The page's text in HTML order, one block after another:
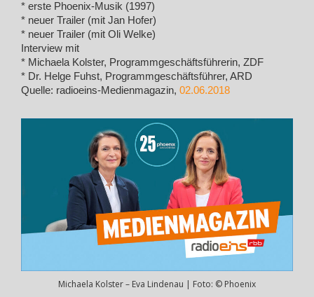
* erste Phoenix-Musik (1997)
* neuer Trailer (mit Jan Hofer)
* neuer Trailer (mit Oli Welke)
Interview mit
* Michaela Kolster, Programmgeschäftsführerin, ZDF
* Dr. Helge Fuhst, Programmgeschäftsführer, ARD
Quelle: radioeins-Medienmagazin, 02.06.2018
Michaela Kolster – Eva Lindenau | Foto: © Phoenix